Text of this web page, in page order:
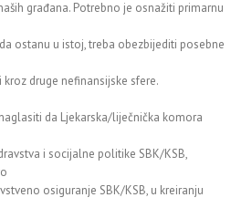
građana. Potrebno je osnažiti primarnu
ostanu u istoj, treba obezbijediti posebne
druge nefinansijske sfere.
da Ljekarska/liječnička komora
i socijalne politike SBK/KSB,
osiguranje SBK/KSB, u kreiranju